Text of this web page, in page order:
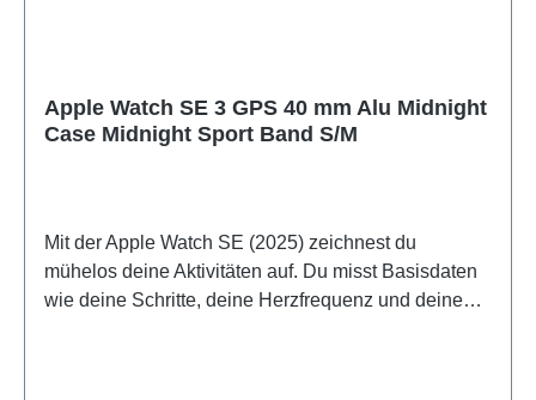
Apple Watch SE 3 GPS 40 mm Alu Midnight
Case Midnight Sport Band S/M
Mit der Apple Watch SE (2025) zeichnest du
mühelos deine Aktivitäten auf. Du misst Basisdaten
wie deine Schritte, deine Herzfrequenz und deinen